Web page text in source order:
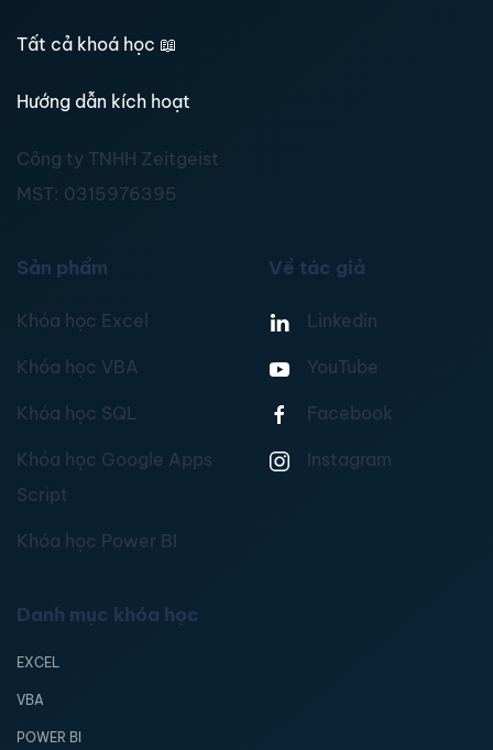
Tất cả khoá học 📖
Hướng dẫn kích hoạt
Công ty TNHH Zeitgeist
MST: 0315976395
Sản phẩm
Khóa học Excel
Khóa học VBA
Khóa học SQL
Khóa học Google Apps
Script
Khóa học Power BI
Về tác giả
Linkedin
YouTube
Facebook
Instagram
Danh mục khóa học
EXCEL
VBA
POWER BI